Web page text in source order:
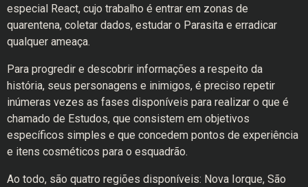
especial React, cujo trabalho é entrar em zonas de
quarentena, coletar dados, estudar o Parasita e erradicar
qualquer ameaça.
Para progredir e descobrir informações a respeito da
história, seus personagens e inimigos, é preciso repetir
inúmeras vezes as fases disponíveis para realizar o que é
chamado de Estudos, que consistem em objetivos
específicos simples e que concedem pontos de experiência
e itens cosméticos para o esquadrão.
Ao todo, são quatro regiões disponíveis: Nova Iorque, São